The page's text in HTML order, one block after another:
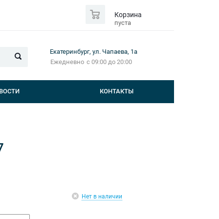
Корзина
пуста
Екатеринбург, ул. Чапаева, 1а
Ежедневно с 09:00 до 20:00
КОНТАКТЫ
Нет в наличии